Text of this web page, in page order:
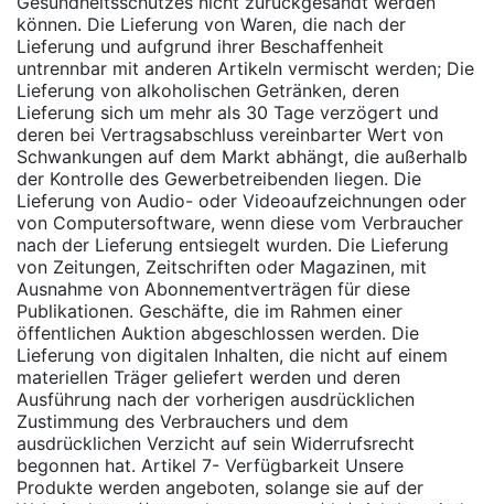
können. Die Lieferung von Waren, die nach der
Lieferung und aufgrund ihrer Beschaffenheit
untrennbar mit anderen Artikeln vermischt werden; Die
Lieferung von alkoholischen Getränken, deren
Lieferung sich um mehr als 30 Tage verzögert und
deren bei Vertragsabschluss vereinbarter Wert von
Schwankungen auf dem Markt abhängt, die außerhalb
der Kontrolle des Gewerbetreibenden liegen. Die
Lieferung von Audio- oder Videoaufzeichnungen oder
von Computersoftware, wenn diese vom Verbraucher
nach der Lieferung entsiegelt wurden. Die Lieferung
von Zeitungen, Zeitschriften oder Magazinen, mit
Ausnahme von Abonnementverträgen für diese
Publikationen. Geschäfte, die im Rahmen einer
öffentlichen Auktion abgeschlossen werden. Die
Lieferung von digitalen Inhalten, die nicht auf einem
materiellen Träger geliefert werden und deren
Ausführung nach der vorherigen ausdrücklichen
Zustimmung des Verbrauchers und dem
ausdrücklichen Verzicht auf sein Widerrufsrecht
begonnen hat. Artikel 7- Verfügbarkeit Unsere
Produkte werden angeboten, solange sie auf der